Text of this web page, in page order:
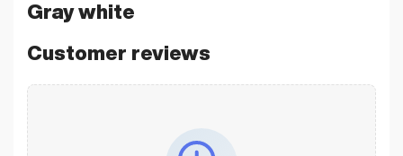
Gray white
Customer reviews